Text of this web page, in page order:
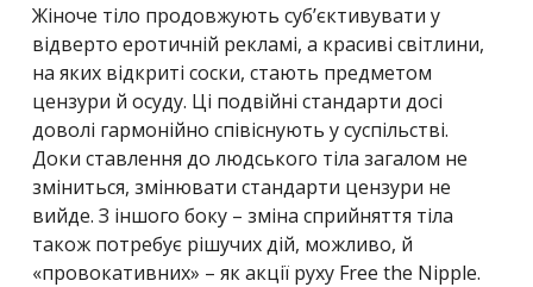
Жіноче тіло продовжують суб’єктивувати у
відверто еротичній рекламі, а красиві світлини,
на яких відкриті соски, стають предметом
цензури й осуду. Ці подвійні стандарти досі
доволі гармонійно співіснують у суспільстві.
Доки ставлення до людського тіла загалом не
зміниться, змінювати стандарти цензури не
вийде. З іншого боку – зміна сприйняття тіла
також потребує рішучих дій, можливо, й
«провокативних» – як акції руху Free the Nipple.